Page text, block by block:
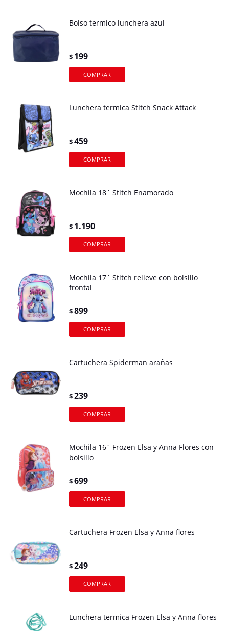
Bolso termico lunchera azul
$ 199
Lunchera termica Stitch Snack Attack
$459
Mochila 18´ Stitch Enamorado
$ 1.190
Mochila 17´ Stitch relieve con bolsillo
frontal
$899
Cartuchera Spiderman arañas
$239
Mochila 16´ Frozen Elsa y Anna Flores con
bolsillo
$699
Cartuchera Frozen Elsa y Anna flores
$249
Lunchera termica Frozen Elsa y Anna flores